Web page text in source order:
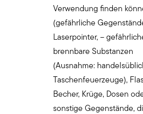
Verwendung finden
(gefährliche
Laserpointer, –
brennbare Substanzen
(Ausnahme:
Taschenfeuerzeuge),
Becher, Krüge, Dosen
sonstige Gegenstände,